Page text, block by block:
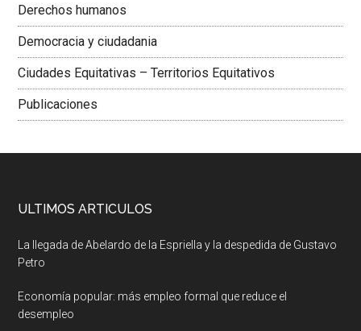
Derechos humanos
Democracia y ciudadania
Ciudades Equitativas – Territorios Equitativos
Publicaciones
ULTIMOS ARTICULOS
La llegada de Abelardo de la Espriella y la despedida de Gustavo
Petro
Economía popular: más empleo formal que reduce el
desempleo